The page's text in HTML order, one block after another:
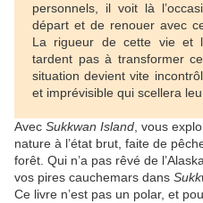
personnels, il voit là
départ et de renouer avec
La rigueur de cette vie et
tardent pas à transformer
situation devient vite
et imprévisible qui scellera
Avec Sukkwan Island , vous
nature à l’état brut, faite de
forêt. Qui n’a pas rêvé de
vos pires cauchemars dans
Ce livre n’est pas un polar, et